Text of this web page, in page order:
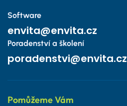
Software
envita@envita.cz
Poradenství a školení
poradenstvi@envita.cz
Pomůžeme Vám